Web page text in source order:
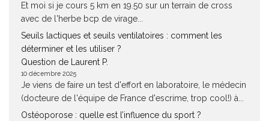
Et moi si je cours 5 km en 19.50 sur un terrain de cross
avec de l'herbe bcp de virage...
Seuils lactiques et seuils ventilatoires : comment les
déterminer et les utiliser ?
Question de Laurent P.
10 décembre 2025
Je viens de faire un test d'effort en laboratoire, le médecin
(docteure de l'équipe de France d'escrime, trop cool!) à...
Ostéoporose : quelle est l’influence du sport ?